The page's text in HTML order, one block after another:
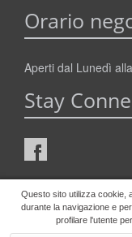
Questo sito utilizza cookie,
durante la navigazione e
profilare l'utente
Orario
Aperti dal Lunedì
Stay
© Gallo Rosso P.IVA:
| Termini e